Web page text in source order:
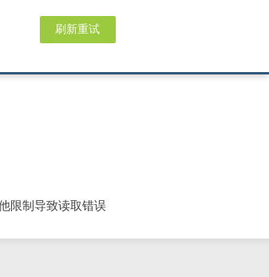
刷新重试
限制导致读取错误